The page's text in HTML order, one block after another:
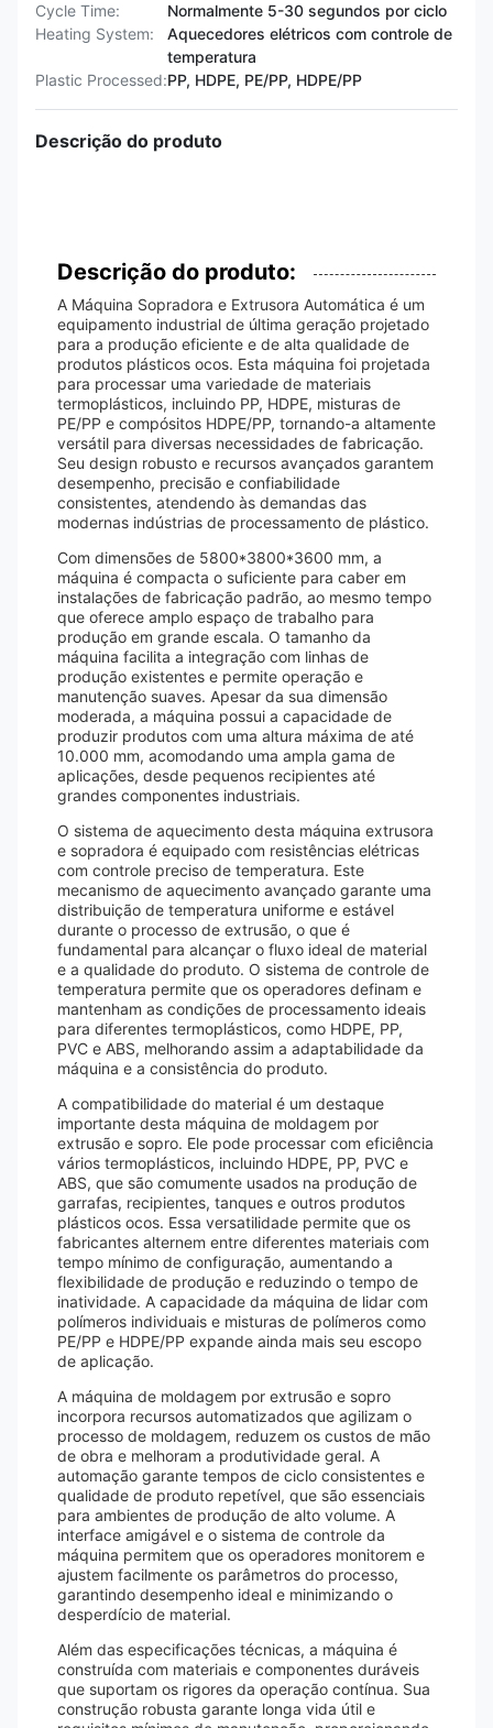
Cycle Time:
Normalmente 5-30 segundos por ciclo
Heating System:
Aquecedores elétricos com controle de
temperatura
Plastic Processed:PP, HDPE, PE/PP, HDPE/PP
Descrição do produto
Descrição do produto:
A Máquina Sopradora e Extrusora Automática é um
equipamento industrial de última geração projetado
para a produção eficiente e de alta qualidade de
produtos plásticos ocos. Esta máquina foi projetada
para processar uma variedade de materiais
termoplásticos, incluindo PP, HDPE, misturas de
PE/PP e compósitos HDPE/PP, tornando-a altamente
versátil para diversas necessidades de fabricação.
Seu design robusto e recursos avançados garantem
desempenho, precisão e confiabilidade
consistentes, atendendo às demandas das
modernas indústrias de processamento de plástico.
Com dimensões de 5800*3800*3600 mm, a
máquina é compacta o suficiente para caber em
instalações de fabricação padrão, ao mesmo tempo
que oferece amplo espaço de trabalho para
produção em grande escala. O tamanho da
máquina facilita a integração com linhas de
produção existentes e permite operação e
manutenção suaves. Apesar da sua dimensão
moderada, a máquina possui a capacidade de
produzir produtos com uma altura máxima de até
10.000 mm, acomodando uma ampla gama de
aplicações, desde pequenos recipientes até
grandes componentes industriais.
O sistema de aquecimento desta máquina extrusora
e sopradora é equipado com resistências elétricas
com controle preciso de temperatura. Este
mecanismo de aquecimento avançado garante uma
distribuição de temperatura uniforme e estável
durante o processo de extrusão, o que é
fundamental para alcançar o fluxo ideal de material
e a qualidade do produto. O sistema de controle de
temperatura permite que os operadores definam e
mantenham as condições de processamento ideais
para diferentes termoplásticos, como HDPE, PP,
PVC e ABS, melhorando assim a adaptabilidade da
máquina e a consistência do produto.
A compatibilidade do material é um destaque
importante desta máquina de moldagem por
extrusão e sopro. Ele pode processar com eficiência
vários termoplásticos, incluindo HDPE, PP, PVC e
ABS, que são comumente usados ​​na produção de
garrafas, recipientes, tanques e outros produtos
plásticos ocos. Essa versatilidade permite que os
fabricantes alternem entre diferentes materiais com
tempo mínimo de configuração, aumentando a
flexibilidade de produção e reduzindo o tempo de
inatividade. A capacidade da máquina de lidar com
polímeros individuais e misturas de polímeros como
PE/PP e HDPE/PP expande ainda mais seu escopo
de aplicação.
A máquina de moldagem por extrusão e sopro
incorpora recursos automatizados que agilizam o
processo de moldagem, reduzem os custos de mão
de obra e melhoram a produtividade geral. A
automação garante tempos de ciclo consistentes e
qualidade de produto repetível, que são essenciais
para ambientes de produção de alto volume. A
interface amigável e o sistema de controle da
máquina permitem que os operadores monitorem e
ajustem facilmente os parâmetros do processo,
garantindo desempenho ideal e minimizando o
desperdício de material.
Além das especificações técnicas, a máquina é
construída com materiais e componentes duráveis ​​
que suportam os rigores da operação contínua. Sua
construção robusta garante longa vida útil e